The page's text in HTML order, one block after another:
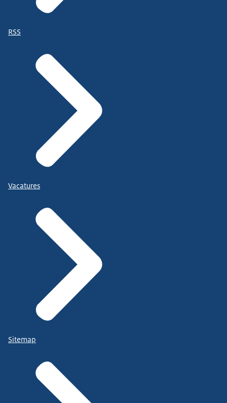
RSS
Vacatures
Sitemap